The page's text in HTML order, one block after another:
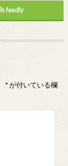
feedly
*が付いている欄